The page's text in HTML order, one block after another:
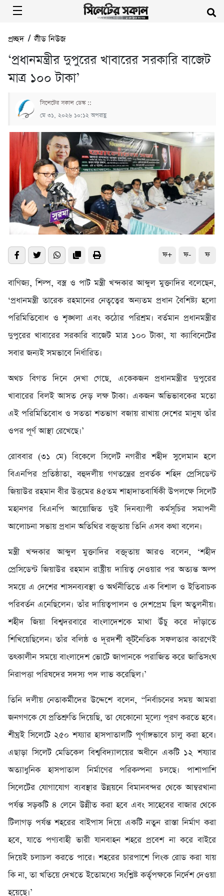
প্রচ্ছদ/লীড নিউজ
‘প্রধানমন্ত্রীর দুপুরের খাবারের সরকারি বাজেট
মাত্র ১০০ টাকা’
সিলেটের সকাল ডেস্ক ::
মে ৩১, ২০২৬ ১০:১২ অপরাহ্ণ
ফ+ ফ- ফ
বাণিজ্য, শিল্প, বস্ত্র ও পাট মন্ত্রী খন্দকার আব্দুল মুক্তাদির বলেছেন,
‘প্রধানমন্ত্রী তারেক রহমানের নেতৃত্বের অন্যতম প্রধান বৈশিষ্ট্য হলো
পরিমিতিবোধ ও শৃঙ্খলা এবং কঠোর পরিশ্রম। বর্তমান প্রধানমন্ত্রীর
দুপুরের খাবারের সরকারি বাজেট মাত্র ১০০ টাকা, যা ক্যাবিনেটের
সবার জন্যই সমভাবে নির্ধারিত।
অথচ বিগত দিনে দেখা গেছে, একেকজন প্রধানমন্ত্রীর দুপুরের
খাবারের বিলই আসত দেড় লক্ষ টাকা। একজন অভিভাবকের মতো
এই পরিমিতিবোধ ও সততা শতভাগ বজায় রাখায় দেশের মানুষ তাঁর
ওপর পূর্ণ আস্থা রেখেছে।’
রোববার (৩১ মে) বিকেলে সিলেট নগরীর শহীদ সুলেমান হলে
বিএনপির প্রতিষ্ঠাতা, বহুদলীয় গণতন্ত্রের প্রবর্তক শহিদ প্রেসিডেন্ট
জিয়াউর রহমান বীর উত্তমের ৪৫তম শাহাদাতবার্ষিকী উপলক্ষে সিলেট
মহানগর বিএনপি আয়োজিত দুই দিনব্যাপী কর্মসূচির সমাপনী
আলোচনা সভায় প্রধান অতিথির বক্তৃতায় তিনি এসব কথা বলেন।
মন্ত্রী খন্দকার আব্দুল মুক্তাদির বক্তৃতায় আরও বলেন, ‘শহীদ
প্রেসিডেন্ট জিয়াউর রহমান রাষ্ট্রীয় দায়িত্ব নেওয়ার পর অত্যন্ত অল্প
সময়ে এ দেশের শাসনব্যবস্থা ও অর্থনীতিতে এক বিশাল ও ইতিবাচক
পরিবর্তন এনেছিলেন। তাঁর দায়িত্বপালন ও দেশপ্রেম ছিল অতুলনীয়।
শহীদ জিয়া বিশ্বদরবারে বাংলাদেশকে মাথা উঁচু করে দাঁড়াতে
শিখিয়েছিলেন। তাঁর বলিষ্ঠ ও দূরদর্শী কূটনৈতিক সফলতার কারণেই
তৎকালীন সময়ে বাংলাদেশ ভোটে জাপানকে পরাজিত করে জাতিসংঘ
নিরাপত্তা পরিষদের সদস্য পদ লাভ করেছিল।’
তিনি দলীয় নেতাকর্মীদের উদ্দেশে বলেন, “নির্বাচনের সময় আমরা
জনগণকে যে প্রতিশ্রুতি দিয়েছি, তা যেকোনো মূল্যে পূরণ করতে হবে।
শীঘ্রই সিলেটে ২৫০ শয্যার হাসপাতালটি পূর্ণাঙ্গভাবে চালু করা হবে।
এছাড়া সিলেট মেডিকেল বিশ্ববিদ্যালয়ের অধীনে একটি ১২ শয্যার
অত্যাধুনিক হাসপাতাল নির্মাণের পরিকল্পনা চলছে। পাশাপাশি
সিলেটের যোগাযোগ ব্যবস্থার উন্নয়নে বিমানবন্দর থেকে আম্বরখানা
পর্যন্ত সড়কটি ৪ লেনে উন্নীত করা হবে এবং সাহেবের বাজার থেকে
টিলাগড় পর্যন্ত শহরের বাইপাস দিয়ে একটি নতুন রাস্তা নির্মাণ করা
হবে, যাতে পণ্যবাহী ভারী যানবাহন শহরে প্রবেশ না করে বাইরে
দিয়েই চলাচল করতে পারে। শহরের চারপাশে লিংক রোড করা যায়
কি না, তা খতিয়ে দেখতে ইতোমধ্যে সংশ্লিষ্ট কর্তৃপক্ষকে নির্দেশ দেওয়া
হয়েছে।’